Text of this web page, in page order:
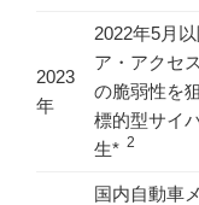
2023
年
2022年5月
ア・アクセ
の脆弱性を
標的型サイ
生* 2
国内自動車